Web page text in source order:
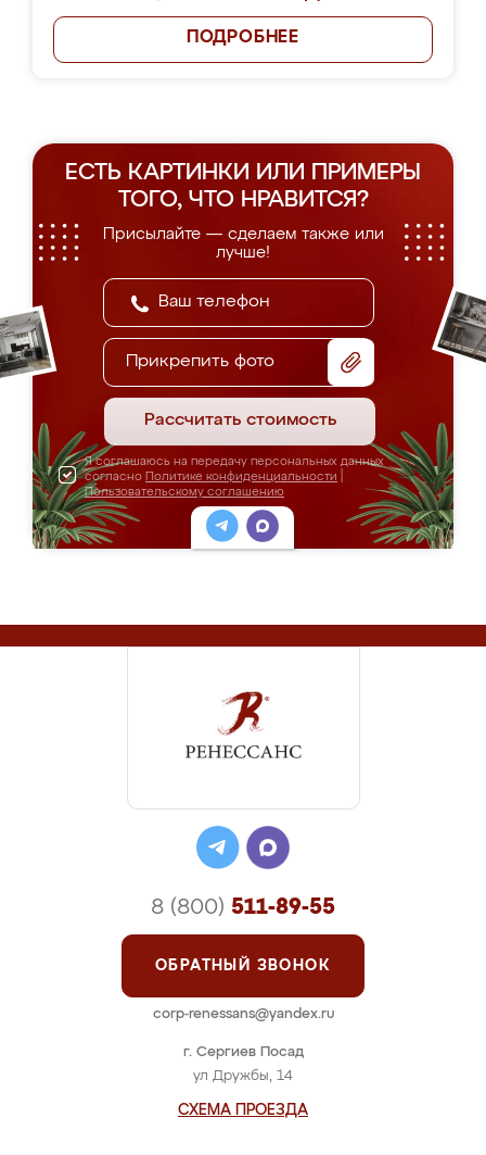
ПОДРОБНЕЕ
ЕСТЬ КАРТИНКИ ИЛИ ПРИМЕРЫ
ТОГО, ЧТО НРАВИТСЯ?
Присылайте — сделаем также или
лучше!
Прикрепить фото
Рассчитать стоимость
Я соглашаюсь на передачу персональных данных
согласно Политике конфиденциальности
Пользовательскому соглашению
г. Сергиев Посад
ул Дружбы, 14
СХЕМА ПРОЕЗДА
8 (800) 511-89-55
ОБРАТНЫЙ ЗВОНОК
corp-renessans@yandex.ru